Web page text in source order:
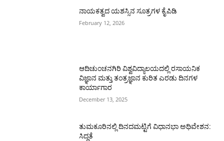
ನಾಯಕತ್ವದ ಯಶಸ್ಸಿನ ಸೂತ್ರಗಳ ಕೈಪಿಡಿ
February 12, 2026
ಆದಿಚುಂಚನಗಿರಿ ವಿಶ್ವವಿದ್ಯಾಲಯದಲ್ಲಿ ರಸಾಯನಿಕ
ವಿಜ್ಞಾನ ಮತ್ತು ತಂತ್ರಜ್ಞಾನ ಕುರಿತ ಎರಡು ದಿನಗಳ
ಕಾರ್ಯಾಗಾರ
December 13, 2025
ತುಮಕೂರಿನಲ್ಲಿ ದಿನದಮಟ್ಟಿಗೆ ವಿಧಾನಭಾ ಅಧಿವೇಶನ:
ಸಿದ್ಧತೆ